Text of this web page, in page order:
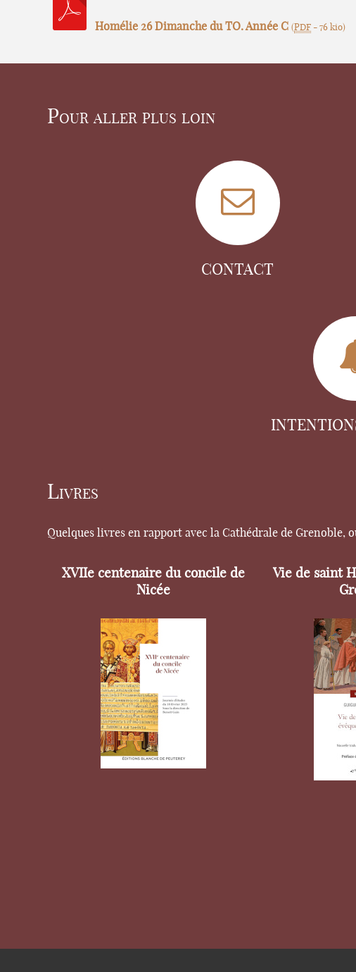
Homélie 26 Dimanche du TO. Année C ( PDF -76 kio)
Pour aller plus loin
CONTACT
Livres
Quelques livres en rapport avec la Cathédrale de Grenoble,
XVIIe centenaire du concile de
Nicée
Vie de saint